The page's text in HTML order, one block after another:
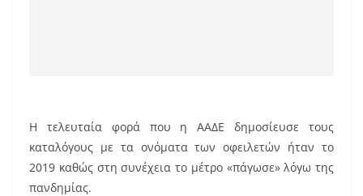
Η τελευταία φορά που η ΑΑΔΕ δημοσίευσε τους
καταλόγους με τα ονόματα των οφειλετών ήταν το
2019 καθώς στη συνέχεια το μέτρο «πάγωσε» λόγω της
πανδημίας.